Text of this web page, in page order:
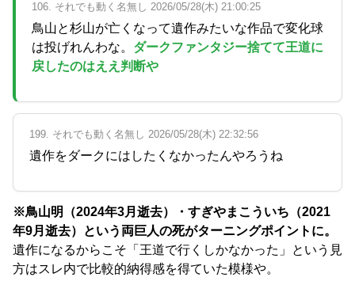
106. それでも動く名無し 2026/05/28(木) 21:00:25
鳥山と杉山が亡くなって遺作みたいな作品で変化球
は投げれんわな。 ダークファンタジー捨てて王道に
戻したのはええ判断や
199. それでも動く名無し 2026/05/28(木) 22:32:56
遺作をダークにはしたくなかったんやろうね
※鳥山明（2024年3月逝去）・すぎやまこういち（2021
年9月逝去）という両巨人の死がターニングポイントに。
遺作になるからこそ「王道で行くしかなかった」という見
方はスレ内で比較的納得感を得ていた模様や。